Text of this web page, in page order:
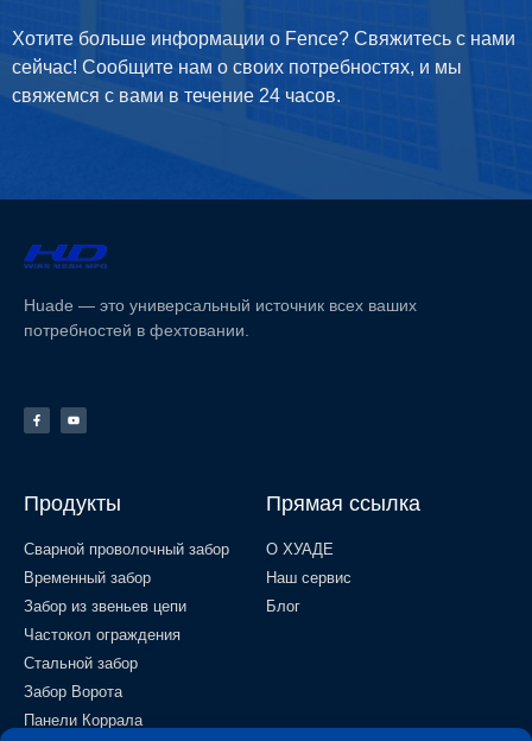
Хотите больше информации о Fence? Свяжитесь с нами
сейчас! Сообщите нам о своих потребностях, и мы
свяжемся с вами в течение 24 часов.
Huade — это универсальный источник всех ваших
потребностей в фехтовании.
Продукты
Сварной проволочный забор
Временный забор
Забор из звеньев цепи
Частокол ограждения
Стальной забор
Забор Ворота
Панели Коррала
Прямая ссылка
О ХУАДЕ
Наш сервис
Блог